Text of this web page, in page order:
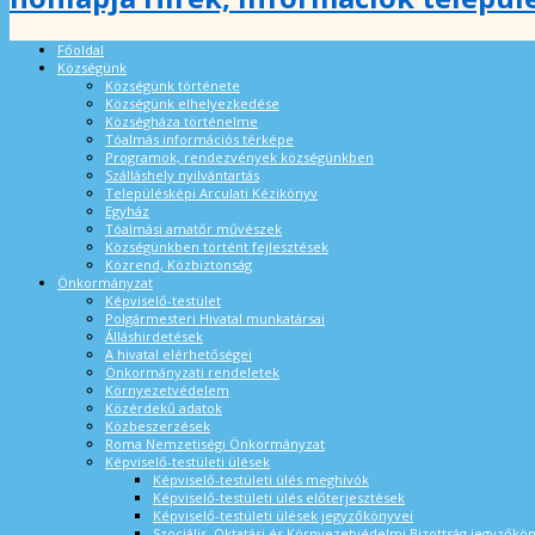
Főoldal
Községünk
Községünk története
Községünk elhelyezkedése
Községháza történelme
Tóalmás információs térképe
Programok, rendezvények községünkben
Szálláshely nyilvántartás
Településképi Arculati Kézikönyv
Egyház
Tóalmási amatőr művészek
Községünkben történt fejlesztések
Közrend, Közbiztonság
Önkormányzat
Képviselő-testület
Polgármesteri Hivatal munkatársai
Álláshirdetések
A hivatal elérhetőségei
Önkormányzati rendeletek
Környezetvédelem
Közérdekű adatok
Közbeszerzések
Roma Nemzetiségi Önkormányzat
Képviselő-testületi ülések
Képviselő-testületi ülés meghívók
Képviselő-testületi ülés előterjesztések
Képviselő-testületi ülések jegyzőkönyvei